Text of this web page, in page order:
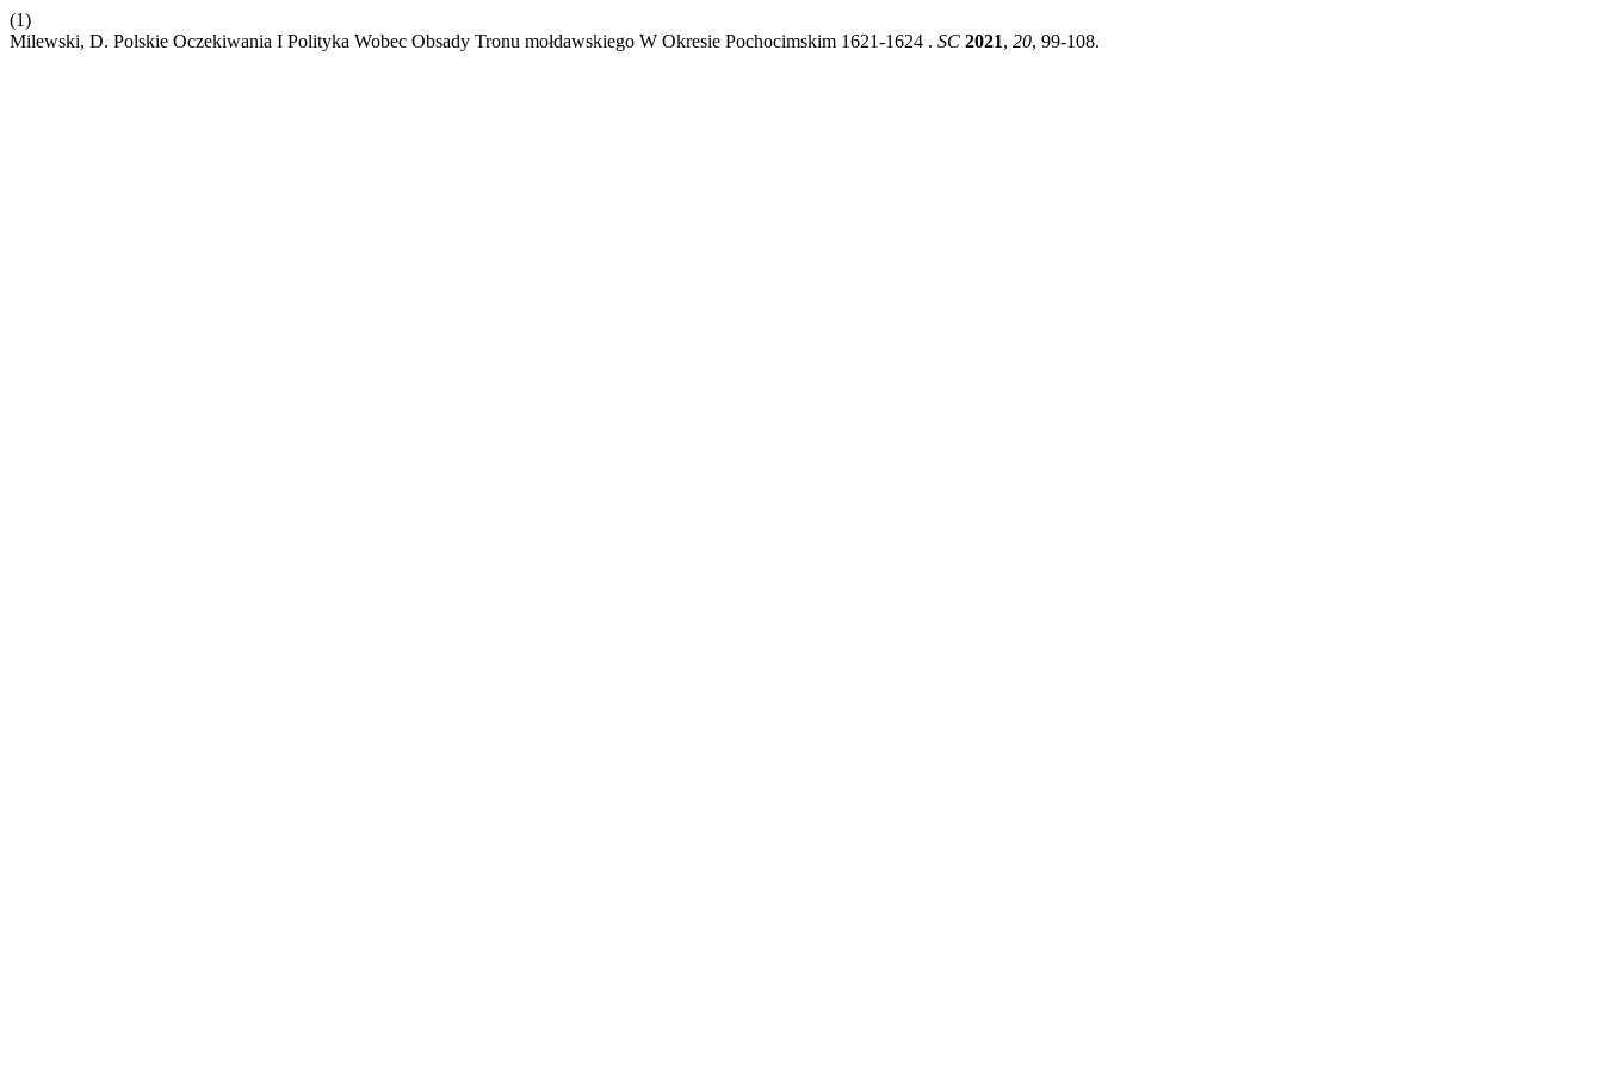
(1)
Milewski, D. Polskie Oczekiwania I Polityka Wobec Obsady Tronu mołdawskiego W Okresie Pochocimskim 1621-1624 . SC 2021, 20, 99-108.